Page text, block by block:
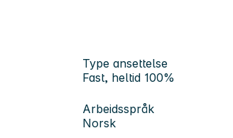
Type ansettelse
Fast, heltid 100%
Arbeidsspråk
Norsk